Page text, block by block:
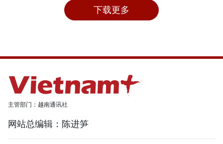
下载更多
主管部门：越南通讯社
网站总编辑：陈进笋